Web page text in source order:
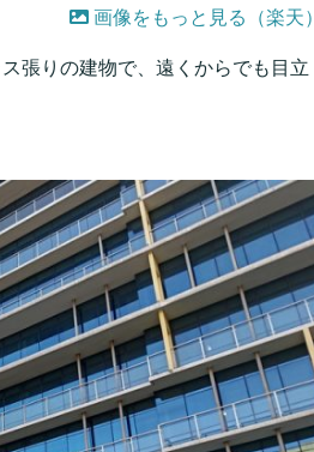
画像をもっと見る（楽天）
張りの建物で、遠くからでも目立